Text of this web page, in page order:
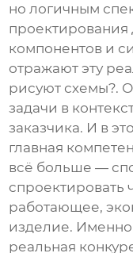
но логичным
проектирования
компонентов и
отражают эту
рисуют схемы?.
задачи в
заказчика. И в
главная
всё больше —
спроектировать
работающее,
изделие. Именно
реальная